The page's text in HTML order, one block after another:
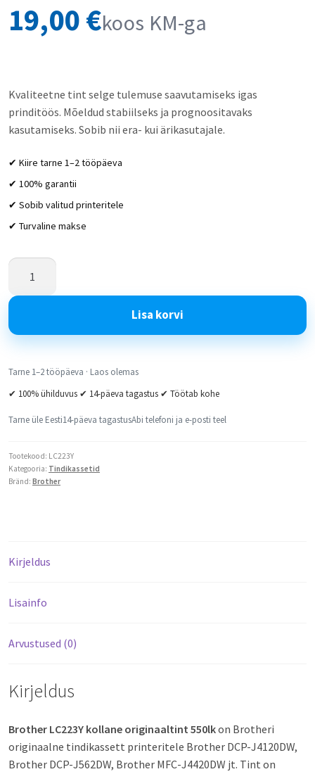
19,00€koos KM-ga
Kvaliteetne tint selge tulemuse saavutamiseks igas
prinditöös. Mõeldud stabiilseks ja prognoositavaks
kasutamiseks. Sobib nii era- kui ärikasutajale.
✔ Kiire tarne 1–2 tööpäeva
✔ 100% garantii
✔ Sobib valitud printeritele
✔ Turvaline makse
Lisa korvi
Tarne 1–2 tööpäeva · Laos olemas
✔ 100% ühilduvus ✔ 14-päeva tagastus ✔ Töötab kohe
Tarne üle Eesti14-päeva tagastusAbi telefoni ja e-posti teel
Tootekood: LC223Y
Kategooria: Tindikassetid
Bränd: Brother
Kirjeldus
Lisainfo
Arvustused (0)
Kirjeldus
Brother LC223Y kollane originaaltint 550lkon Brotheri
originaalne tindikassett printeritele Brother DCP-J4120DW,
Brother DCP-J562DW, Brother MFC-J4420DW jt. Tint on